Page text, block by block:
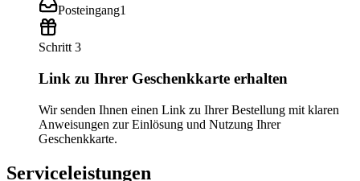
Posteingang1
Schritt 3
Link zu Ihrer Geschenkkarte erhalten
Wir senden Ihnen einen Link zu Ihrer Bestellung mit klaren
Anweisungen zur Einlösung und Nutzung Ihrer
Geschenkkarte.
Serviceleistungen